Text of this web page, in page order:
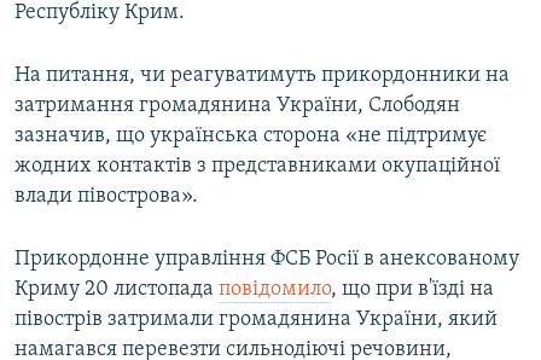
Республіку Крим.
На питання, чи реагуватимуть прикордонники на
затримання громадянина України, Слободян
зазначив, що українська сторона «не підтримує
жодних контактів з представниками окупаційної
влади півострова».
Прикордонне управління ФСБ Росії в анексованому
Криму 20 листопада повідомило, що при в'їзді на
півострів затримали громадянина України, який
намагався перевезти сильнодіючі речовини,